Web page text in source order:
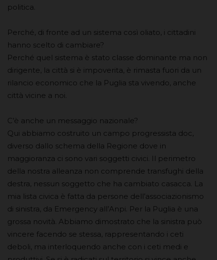
politica.
Perché, di fronte ad un sistema così oliato, i cittadini
hanno scelto di cambiare?
Perché quel sistema è stato classe dominante ma non
dirigente, la città si è impoverita, è rimasta fuori da un
rilancio economico che la Puglia sta vivendo, anche
città vicine a noi.
C’è anche un messaggio nazionale?
Qui abbiamo costruito un campo progressista doc,
diverso dallo schema della Regione dove in
maggioranza ci sono vari soggetti civici. Il perimetro
della nostra alleanza non comprende transfughi della
destra, nessun soggetto che ha cambiato casacca. La
mia lista civica è fatta da persone dell’associazionismo
di sinistra, da Emergency all’Anpi. Per la Puglia è una
grossa novità. Abbiamo dimostrato che la sinistra può
vincere facendo se stessa, rappresentando i ceti
deboli, ma interloquendo anche con i ceti medi e